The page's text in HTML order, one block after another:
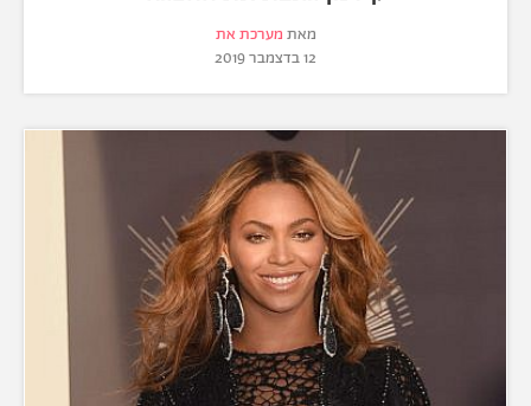
מאת מערכת את
12 בדצמבר 2019